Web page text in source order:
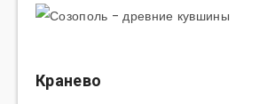
Кранево